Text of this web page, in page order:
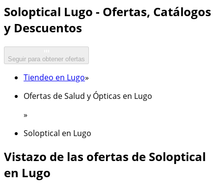
Soloptical Lugo - Ofertas, Catálogos
y Descuentos
Seguir para obtener ofertas
Tiendeo en Lugo»
Ofertas de Salud y Ópticas en Lugo
»
Soloptical en Lugo
Vistazo de las ofertas de Soloptical
en Lugo